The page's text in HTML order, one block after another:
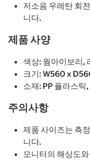
저소음 우레탄 회
니다.
제품 사양
색상: 웜아이보리,
크기: W560 x
소재: PP 플라스틱
주의사항
제품 사이즈는 측
니다.
모니터의 해상도